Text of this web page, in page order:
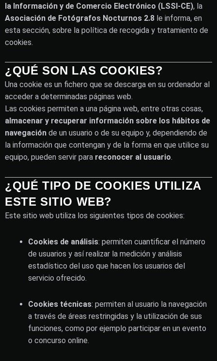
la Información y de Comercio Electrónico (LSSI-CE), la
Asociación de Fotógrafos Nocturnos 2.8 le informa, en
esta sección, sobre la política de recogida y tratamiento de
cookies.
¿QUÉ SON LAS COOKIES?
Una cookie es un fichero que se descarga en su ordenador al
acceder a determinadas páginas web.
Las cookies permiten a una página web, entre otras cosas,
almacenar y recuperar información sobre los hábitos de
navegación de un usuario o de su equipo y, dependiendo de
la información que contengan y de la forma en que utilice su
equipo, pueden servir para reconocer al usuario.
¿QUÉ TIPO DE COOKIES UTILIZA
ESTE SITIO WEB?
Este sitio web utiliza los siguientes tipos de cookies:
Cookies de análisis: permiten cuantificar el número
de usuarios y así realizar la medición y análisis
estadístico del uso que hacen los usuarios del
servicio ofrecido.
Cookies técnicas: permiten al usuario la navegación
a través de áreas restringidas y la utilización de sus
funciones, como por ejemplo participar en un evento
o concurso online.